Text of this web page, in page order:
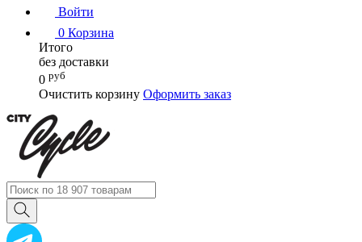
Войти
0 Корзина
Итого
без доставки
0 руб
Очистить корзину Оформить заказ